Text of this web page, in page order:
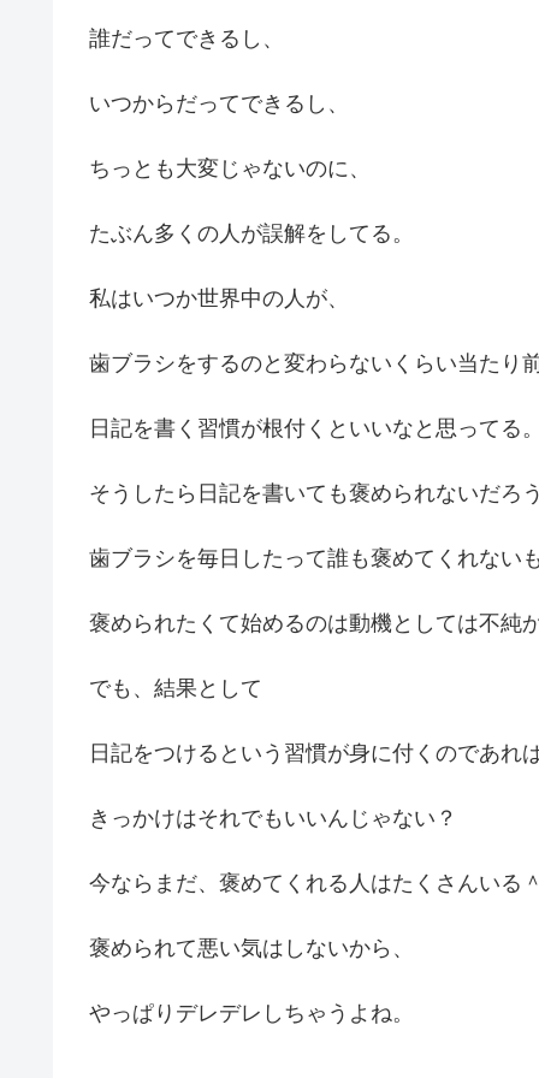
誰だってできるし、
いつからだってできるし、
ちっとも大変じゃないのに、
たぶん多くの人が誤解をしてる。
私はいつか世界中の人が、
歯ブラシをするのと変わらないくらい当たり前
日記を書く習慣が根付くといいなと思ってる。
そうしたら日記を書いても褒められないだろう
歯ブラシを毎日したって誰も褒めてくれないも
褒められたくて始めるのは動機としては不純か
でも、結果として
日記をつけるという習慣が身に付くのであれば
きっかけはそれでもいいんじゃない？
今ならまだ、褒めてくれる人はたくさんいる
褒められて悪い気はしないから、
やっぱりデレデレしちゃうよね。